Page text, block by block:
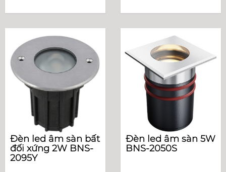
Đèn led âm sàn bất
đối xứng 2W BNS-
2095Y
Đèn led âm sàn 5W
BNS-2050S